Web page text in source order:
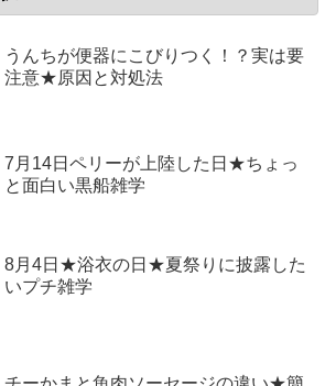
うんちが便器にこびりつく！？実は要
注意★原因と対処法
7月14日ペリーが上陸した日★ちょっ
と面白い黒船雑学
8月4日★浴衣の日★夏祭りに披露した
いプチ雑学